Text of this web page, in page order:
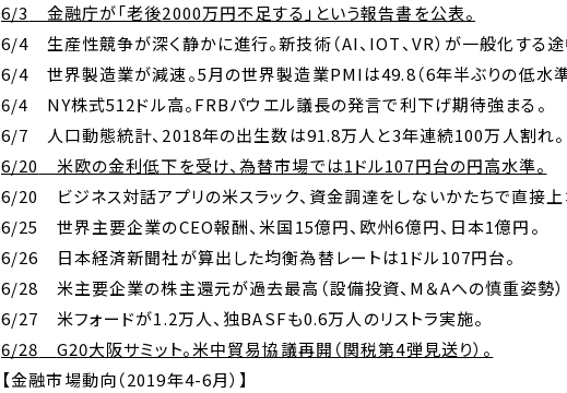
6/3
金融庁が「老後2000万円不足する」という報告書を公表。
6/4 生産性競争が深く静かに進行。新技術（AI、 IOT、 VR）が一般化する途
6/4 世界製造業が減速。5月の世界製造業PMIは49.8（6年半ぶりの低水準
6/4
NY株式512ドル高。FRBパウエル議長の発言で利下げ期待強まる。
6/7 人口動態統計、 2018年の出生数は91.8万人と3年連続100万人割れ。
6/20
米欧の金利低下を受け、為替市場では1ドル107円台の円高水準。
6/20
ビジネス対話アプリの米スラック、資金調達をしないかたちで直接上
6/25
世界主要企業のCEO報酬、米国15億円、欧州6億円、日本1億円。
6/26 日本経済新聞社が算出した均衡為替レートは1ドル107円台。
6/28 米主要企業の株主還元が過去最高（設備投資、 M＆Aへの慎重姿勢）
6/27 米フォードが1.2万人、独BASFも0.6万人のリストラ実施。
6/28
G20大阪サミット。米中貿易協議再開（関税第4弾見送り）。
【金融市場動向（2019年4-6月）】